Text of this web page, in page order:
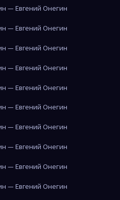
— Евгений Онегин
— Евгений Онегин
— Евгений Онегин
— Евгений Онегин
— Евгений Онегин
— Евгений Онегин
— Евгений Онегин
— Евгений Онегин
— Евгений Онегин
— Евгений Онегин